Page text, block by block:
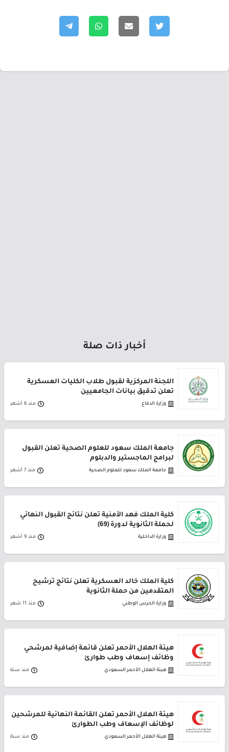
أخبار ذات صلة
اللجنة المركزية لقبول طلاب الكليات العسكرية
تعلن تدقيق بيانات الجامعيين
وزارة الدفاع منذ 6 أشهر
جامعة الملك سعود للعلوم الصحية تعلن القبول
لبرامج الماجستير والدبلوم
جامعة الملك سعود للعلوم الصحية منذ 7 أشهر
كلية الملك فهد الأمنية تعلن نتائج القبول النهائي
لحملة الثانوية لدورة (69)
وزارة الداخلية منذ 9 أشهر
كلية الملك خالد العسكرية تعلن نتائج ترشيح
المتقدمين من حملة الثانوية
وزارة الحرس الوطني منذ 11 شهر
هيئة الهلال الأحمر تعلن قائمة إضافية لمرشحي
وظائف إسعاف وطب طوارئ
هيئة الهلال الأحمر السعودي منذ سنة
هيئة الهلال الأحمر تعلن القائمة النهائية للمرشحين
لوظائف الإسعاف وطب الطوارئ
هيئة الهلال الأحمر السعودي منذ سنة